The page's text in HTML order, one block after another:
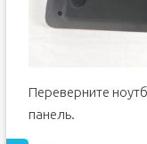
Переверните
панель.